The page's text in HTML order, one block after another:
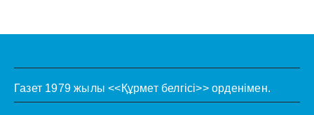
Газет 1979 жылы <<Құрмет белгісі>> орденімен.